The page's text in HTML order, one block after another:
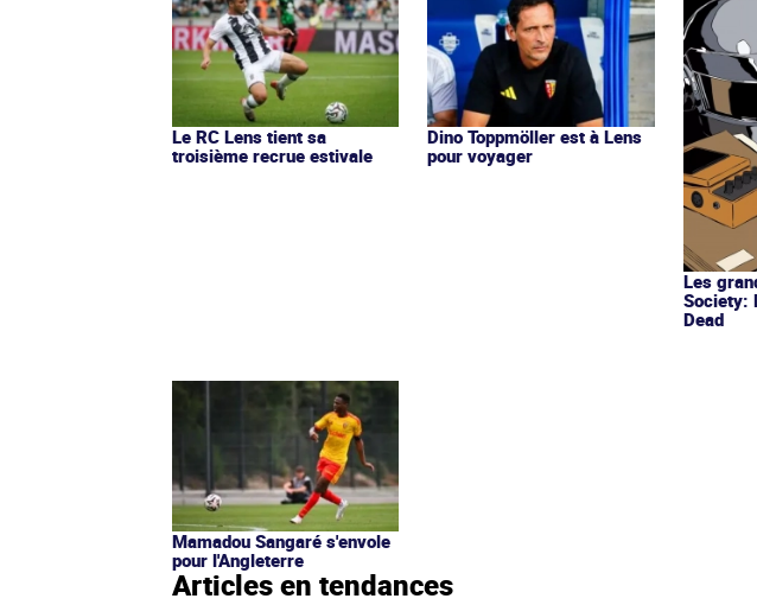
Le RC Lens tient sa
troisième recrue estivale
Dino Toppmöller est à Lens
pour voyager
Les
Society:
Dead
Mamadou Sangaré s'envole
pour l'Angleterre
Articles en tendances